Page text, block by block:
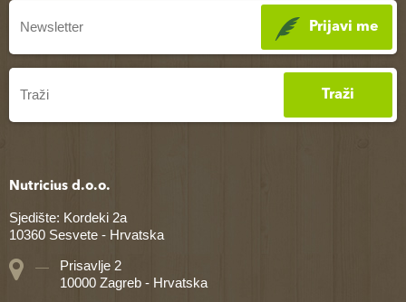
Prijavi me
Traži
Nutricius d.o.o.
Sjedište: Kordeki 2a
10360 Sesvete - Hrvatska
Prisavlje 2
10000 Zagreb - Hrvatska